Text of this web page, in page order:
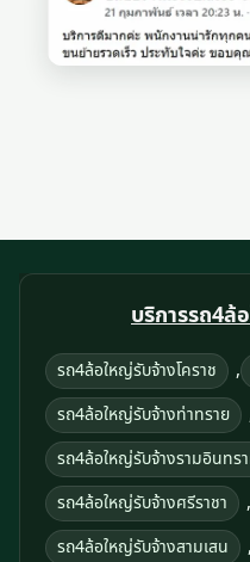
บริการรถ4
รถ4ล้อใหญ่รับจ้างโคราช ,
รถ4ล้อใหญ่รับจ้างท่าทราย
รถ4ล้อใหญ่รับจ้างรามอินทร
รถ4ล้อใหญ่รับจ้างศรีราชา ,
รถ4ล้อใหญ่รับจ้างสามเสน ,